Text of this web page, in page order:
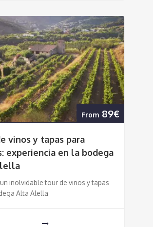
From 89€
vinos y tapas para
experiencia en la bodega
inolvidable tour de vinos y tapas
Alta Alella